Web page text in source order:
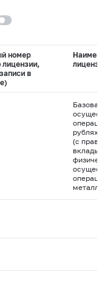
номер
в
лицензии
Базовая
рублях и
(с
вклады